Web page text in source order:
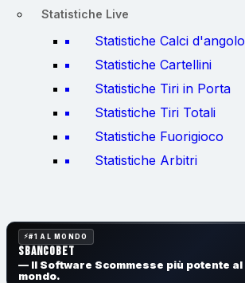
Statistiche Live
Statistiche Calci d'angolo
Statistiche Cartellini
Statistiche Tiri in Porta
Statistiche Tiri Totali
Statistiche Fuorigioco
Statistiche Arbitri
#1 AL MONDO
SbancoBet
— Il Software Scommesse più potente al
mondo.